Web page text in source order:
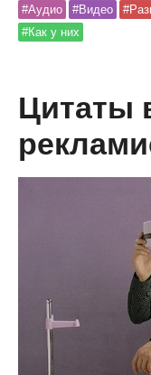
#Аудио
#Видео
#Как у них
Цитаты